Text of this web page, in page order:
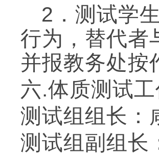
2．测试学
行为，替代者
并报教务处按
六.体质测试
测试组组长：
测试组副组长